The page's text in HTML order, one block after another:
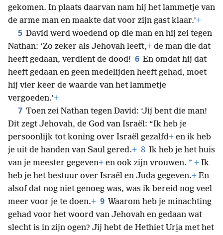
gekomen. In plaats daarvan nam hij het lammetje van
de arme man en maakte dat voor zijn gast klaar.’+
5 David werd woedend op die man en hij zei tegen
Nathan: ‘Zo zeker als Jehovah leeft,+ de man die dat
heeft gedaan, verdient de dood! 6 En omdat hij dat
heeft gedaan en geen medelijden heeft gehad, moet
hij vier keer de waarde van het lammetje
vergoeden.’+
7 Toen zei Nathan tegen David: ‘Jij bent die man!
Dit zegt Jehovah, de God van Israël: “Ik heb je
persoonlijk tot koning over Israël gezalfd+ en ik heb
je uit de handen van Saul gered.+ 8 Ik heb je het huis
van je meester gegeven+ en ook zijn vrouwen. * + Ik
heb je het bestuur over Israël en Juda gegeven.+ En
alsof dat nog niet genoeg was, was ik bereid nog veel
meer voor je te doen.+ 9 Waarom heb je minachting
gehad voor het woord van Jehovah en gedaan wat
slecht is in zijn ogen? Jij hebt de Hethiet Uri̱a met het